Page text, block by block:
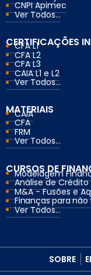
CNPI Apimec
Ver Todos...
CERTIFICAÇÕES
CFA L1
CFA L2
CFA L3
CAIA L1 e L2
Ver Todos...
MATERIAIS
CAIA
CFA
FRM
Ver Todos...
CURSOS DE
Modelagem
Análise de Crédito
M&A - Fusões e
Finanças para
Ver Todos...
SOBRE